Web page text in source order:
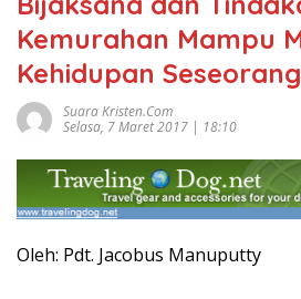
Kemurahan Mampu
Kehidupan Seseorang
Suara Kristen.com
Selasa, 7 Maret 2017 | 18:10
Oleh: Pdt. Jacobus Manuputty